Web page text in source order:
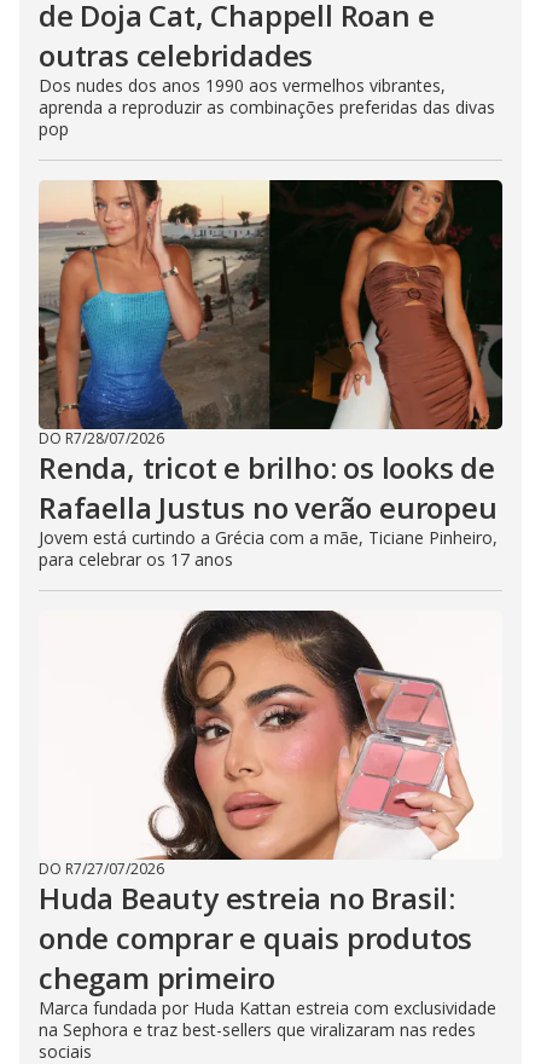
de Doja Cat, Chappell Roan e
outras celebridades
Dos nudes dos anos 1990 aos vermelhos vibrantes,
aprenda a reproduzir as combinações preferidas das divas
pop
DO R7/28/07/2026
Renda, tricot e brilho: os looks de
Rafaella Justus no verão europeu
Jovem está curtindo a Grécia com a mãe, Ticiane Pinheiro,
para celebrar os 17 anos
DO R7/27/07/2026
Huda Beauty estreia no Brasil:
onde comprar e quais produtos
chegam primeiro
Marca fundada por Huda Kattan estreia com exclusividade
na Sephora e traz best-sellers que viralizaram nas redes
sociais